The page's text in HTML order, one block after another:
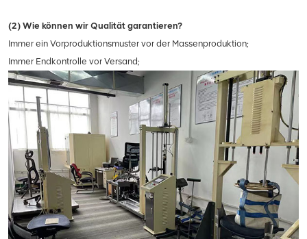
(2) Wie können wir Qualität garantieren?
Immer ein Vorproduktionsmuster vor der Massenproduktion;
Immer Endkontrolle vor Versand;